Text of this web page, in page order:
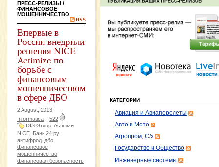
ПРЕСС-РЕЛИЗЫ /
ФИНАНСОВОЕ
МОШЕННИЧЕСТВО
Впервые в
России внедрили
решения NICE
Actimize по
борьбе с
финансовым
мошенничеством
в сфере ДБО
2 August, 2013 —
Informatica | 522
DIS Group Actimize
NICE Банк 24.ру
антифрод дбо
финансовое
мошенничество
финансовая безопасность
КАТЕГОРИИ
Авиация и Авиаперелеты
Авто и Мото
Агропром, С/х
Государство и Общество
Инженерные системы